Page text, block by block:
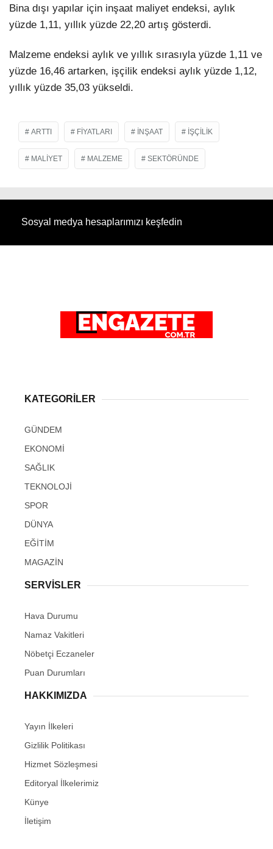
Bina dışı yapılar için inşaat maliyet endeksi, aylık
yüzde 1,11, yıllık yüzde 22,20 artış gösterdi.
Malzeme endeksi aylık ve yıllık sırasıyla yüzde 1,11 ve
yüzde 16,46 artarken, işçilik endeksi aylık yüzde 1,12,
yıllık yüzde 35,03 yükseldi.
ARTTI FIYATLARI INŞAAT IŞÇILIK
MALIYET MALZEME SEKTÖRÜNDE
Sosyal medya hesaplarımızı keşfedin
KATEGORİLER
GÜNDEM
EKONOMİ
SAĞLIK
TEKNOLOJİ
SPOR
DÜNYA
EĞİTİM
MAGAZİN
SERVİSLER
Hava Durumu
Namaz Vakitleri
Nöbetçi Eczaneler
Puan Durumları
HAKKIMIZDA
Yayın İlkeleri
Gizlilik Politikası
Hizmet Sözleşmesi
Editoryal İlkelerimiz
Künye
İletişim